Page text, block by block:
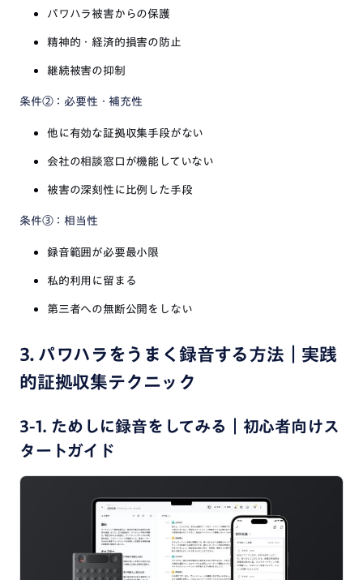
パワハラ被害からの保護
精神的・経済的損害の防止
継続被害の抑制
条件②：必要性・補充性
他に有効な証拠収集手段がない
会社の相談窓口が機能していない
被害の深刻性に比例した手段
条件③：相当性
録音範囲が必要最小限
私的利用に留まる
第三者への無断公開をしない
3. パワハラをうまく録音する方法｜実践
的証拠収集テクニック
3-1. ためしに録音をしてみる｜初心者向けス
タートガイド